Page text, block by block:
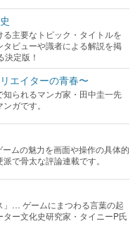
エイターの青春〜
られるマンガ家・田中圭一先
ガです。
ムの魅力を画面や操作の具体的
で骨太な評論連載です。
」… ゲームにまつわる言葉の起
ー文化史研究家・タイニーP氏